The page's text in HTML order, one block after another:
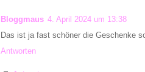
Bloggmaus 4. April 2024 um 13:38
Das ist ja fast schöner die Geschenke
Antworten